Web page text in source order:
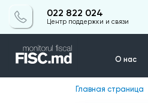
022 822 024
Центр поддержки и связи
О нас
Главная страница